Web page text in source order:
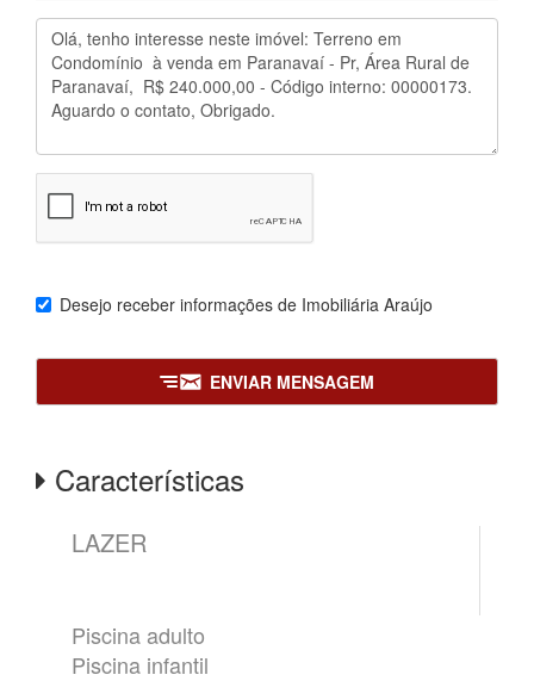
Desejo receber informações de Imobiliária Araújo
ENVIAR MENSAGEM
Características
LAZER
Piscina adulto
Piscina infantil